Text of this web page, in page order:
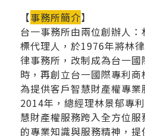
【事務所簡介】
台一事務所由兩位創辦人
標代理人，於1976年將林
律事務所，改制成為台一
時，再創立台一國際專利
為提供客戶智慧財產權專業
2014年，總經理林景郁專
慧財產權服務跨入全方位
的專業知識與服務精神，